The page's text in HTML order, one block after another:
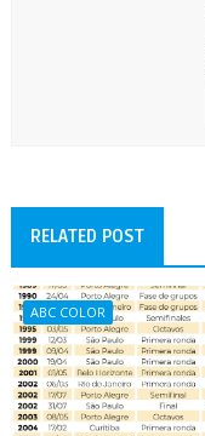
RELATED POST
ABC COLOR